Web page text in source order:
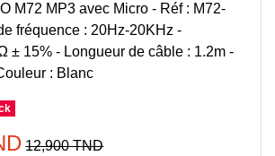
M72 MP3 avec Micro - Réf : M72-
fréquence : 20Hz-20KHz -
± 15% - Longueur de câble : 1.2m -
: Blanc
12,900 TND